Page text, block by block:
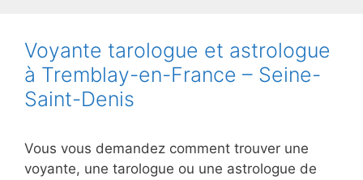
Voyante tarologue et astrologue
à Tremblay-en-France – Seine-
Saint-Denis
Vous vous demandez comment trouver une
voyante, une tarologue ou une astrologue de